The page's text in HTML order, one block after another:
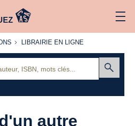
LIBRAIRIE
LIBRAIRIE EN LIGNE
autre